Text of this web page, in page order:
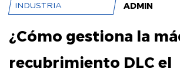
INDUSTRIA
ADMIN
¿Cómo gestiona la
recubrimiento DLC el